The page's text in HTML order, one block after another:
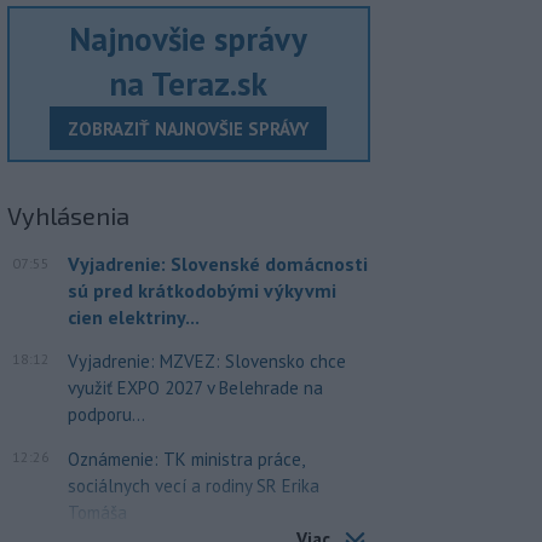
Najnovšie správy
na Teraz.sk
ZOBRAZIŤ NAJNOVŠIE SPRÁVY
Vyhlásenia
07:55
Vyjadrenie: Slovenské domácnosti
sú pred krátkodobými výkyvmi
cien elektriny...
18:12
Vyjadrenie: MZVEZ: Slovensko chce
využiť EXPO 2027 v Belehrade na
podporu...
12:26
Oznámenie: TK ministra práce,
sociálnych vecí a rodiny SR Erika
Tomáša